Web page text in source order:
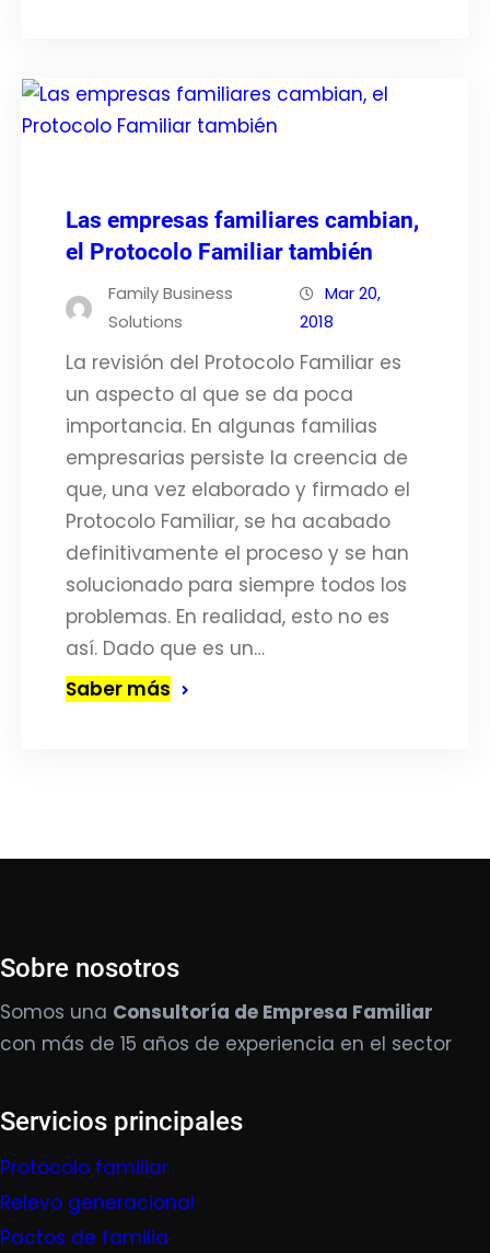
Las empresas familiares cambian,
el Protocolo Familiar también
Family Business
Solutions
Mar 20,
2018
La revisión del Protocolo Familiar es
un aspecto al que se da poca
importancia. En algunas familias
empresarias persiste la creencia de
que, una vez elaborado y firmado el
Protocolo Familiar, se ha acabado
definitivamente el proceso y se han
solucionado para siempre todos los
problemas. En realidad, esto no es
así. Dado que es un…
Saber más
Sobre nosotros
Somos una Consultoría de Empresa Familiar
con más de 15 años de experiencia en el sector
Servicios principales
Protocolo familiar
Relevo generacional
Pactos de familia